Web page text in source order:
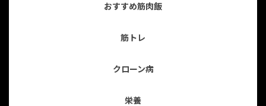
おすすめ筋肉飯
筋トレ
クローン病
栄養